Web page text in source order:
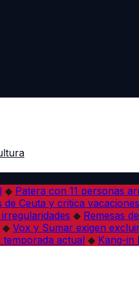
◆ Patera con 11 personas
Ceuta y critica
◆ Remesas
◆ Vox y Sumar exigen
actual ◆ Kang-in